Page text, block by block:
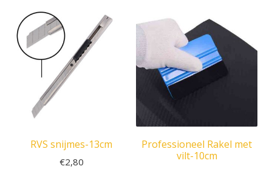
RVS snijmes-13cm
€2,80
Professioneel Rakel met
vilt-10cm